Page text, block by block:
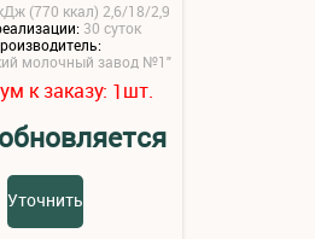
(770 ккал) 2,6/18/2,9
30 суток
молочный завод №1"
к заказу: 1шт.
Уточнить